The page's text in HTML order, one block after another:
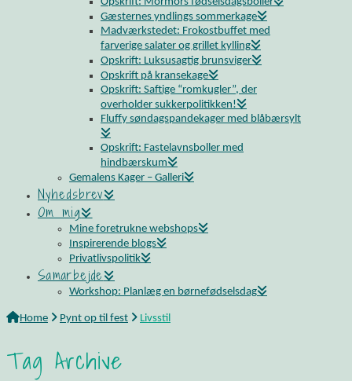
Gæsternes yndlings sommerkage
Madværkstedet: Frokostbuffet med
farverige salater og grillet kylling
Opskrift: Luksusagtig brunsviger
Opskrift på kransekage
Opskrift: Saftige “romkugler”, der
overholder sukkerpolitikken!
Fluffy søndagspandekager med blåbærsylt
Opskrift: Fastelavnsboller med
hindbærskum
Gemalens Kager – Galleri
Nyhedsbrev
Om mig
Mine foretrukne webshops
Inspirerende blogs
Privatlivspolitik
Samarbejde
Workshop: Planlæg en børnefødselsdag
Home Pynt op til fest Livsstil
Tag Archive